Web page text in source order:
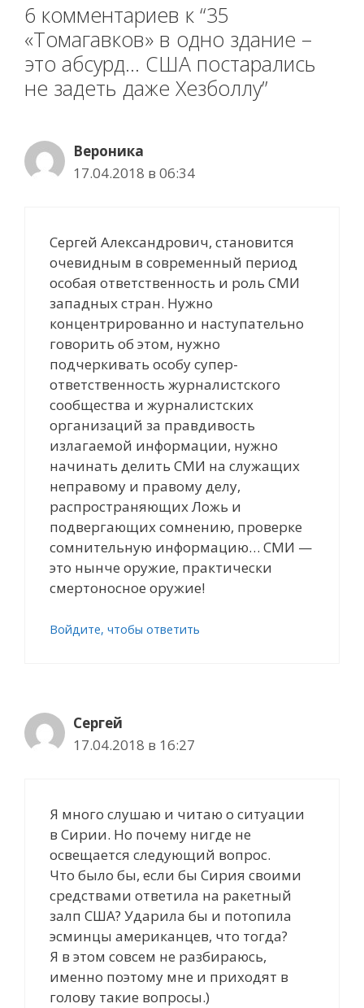
6 комментариев к “35
«Томагавков» в одно здание –
это абсурд… США постарались
не задеть даже Хезболлу”
Вероника
17.04.2018 в 06:34
Сергей Александрович, становится
очевидным в современный период
особая ответственность и роль СМИ
западных стран. Нужно
концентрированно и наступательно
говорить об этом, нужно
подчеркивать особу супер-
ответственность журналистского
сообщества и журналистских
организаций за правдивость
излагаемой информации, нужно
начинать делить СМИ на служащих
неправому и правому делу,
распространяющих Ложь и
подвергающих сомнению, проверке
сомнительную информацию… СМИ —
это нынче оружие, практически
смертоносное оружие!
Войдите, чтобы ответить
Сергей
17.04.2018 в 16:27
Я много слушаю и читаю о ситуации
в Сирии. Но почему нигде не
освещается следующий вопрос.
Что было бы, если бы Сирия своими
средствами ответила на ракетный
залп США? Ударила бы и потопила
эсминцы американцев, что тогда?
Я в этом совсем не разбираюсь,
именно поэтому мне и приходят в
голову такие вопросы.)